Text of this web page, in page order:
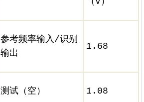
参考频率输入/识别
输出
1.68
测试（空） 1.08